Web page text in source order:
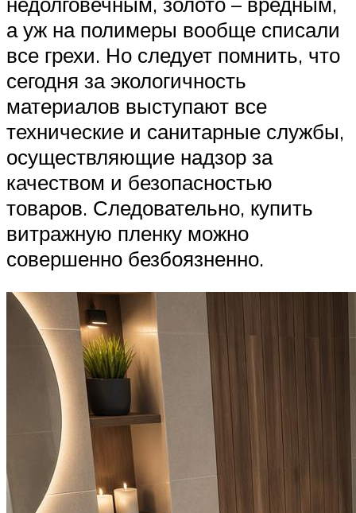
а уж на полимеры вообще списали
все грехи. Но следует помнить, что
сегодня за экологичность
материалов выступают все
технические и санитарные службы,
осуществляющие надзор за
качеством и безопасностью
товаров. Следовательно, купить
витражную пленку можно
совершенно безбоязненно.